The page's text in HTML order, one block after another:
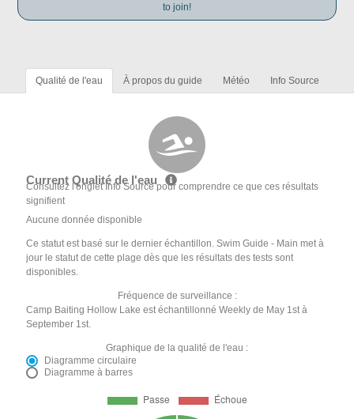
to join!
Qualité de l'eau À propos du guide Météo Info Source
Current Qualité de l'eau
Consultez l'onglet Info Source pour comprendre ce que ces résultats
signifient
Aucune donnée disponible
Ce statut est basé sur le dernier échantillon. Swim Guide - Main met à
jour le statut de cette plage dès que les résultats des tests sont
disponibles.
Fréquence de surveillance :
Camp Baiting Hollow Lake est échantillonné Weekly de May 1st à
September 1st.
Graphique de la qualité de l'eau :
Diagramme circulaire
Diagramme à barres